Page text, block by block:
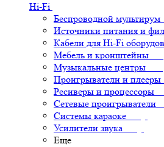
Hi-Fi
Беспроводной мультирум
Источники питания и
Кабели для Hi-Fi
Мебель и кронштейны
Музыкальные центры
Проигрыватели и плееры
Ресиверы и процессоры
Сетевые проигрыватели
Системы караоке
Усилители звука
Еще